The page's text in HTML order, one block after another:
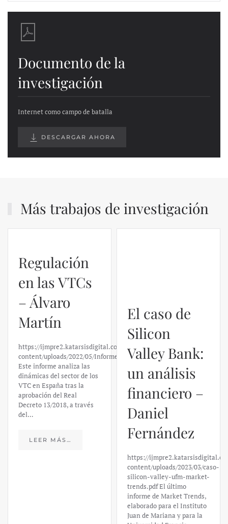
Documento de la
investigación
Internet como campo de batalla
DESCARGAR AHORA
Más trabajos de investigación
Regulación
en las VTCs
– Álvaro
Martín
https://ijmpre2.katarsisdigital.com/wp-
content/uploads/2022/05/Informe_sobre_las_VTC.pdf
Este informe analiza las
dinámicas del sector de los
VTC en España tras la
aprobación del Real
Decreto 13/2018, a través
del…
LEER MÁS…
un análisis
financiero –
Daniel
Fernández
https://
content/uploads/2023/03/caso-
silicon-valley-ufm-market-
trends.pdf El último
elaborado para el Instituto
Juan de Mariana y para la
Universidad Francis…
LEER MÁS…